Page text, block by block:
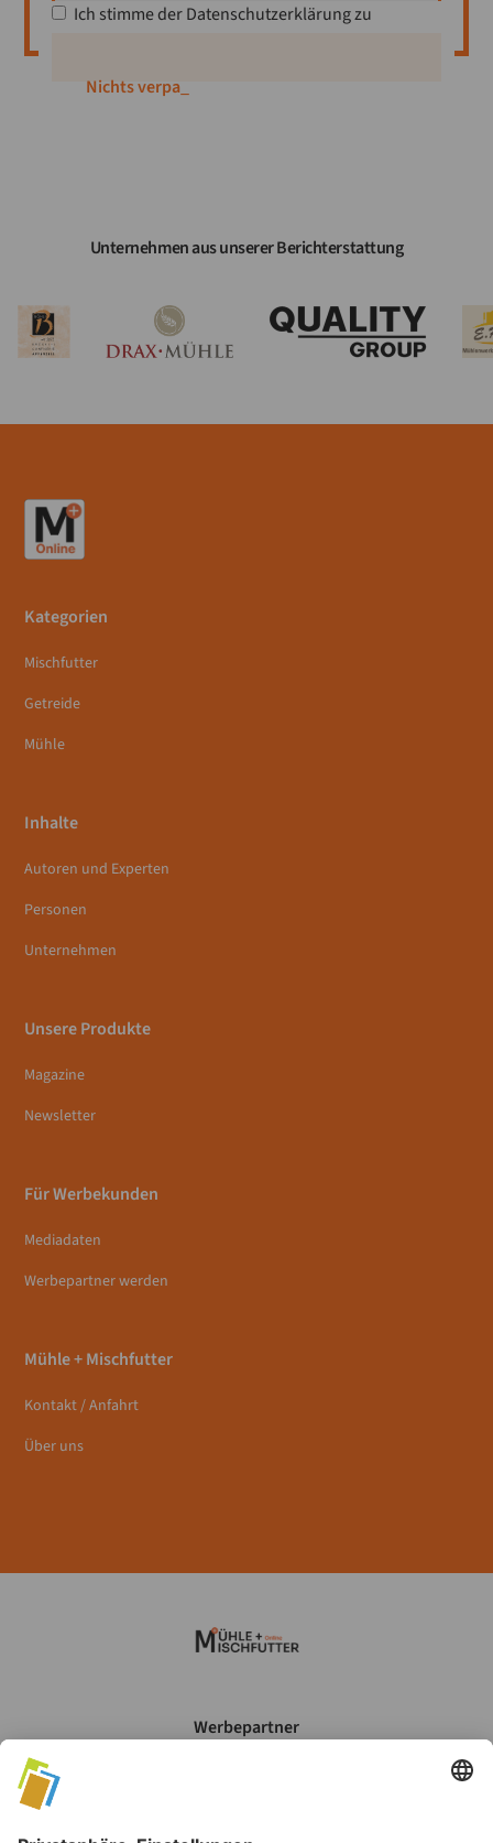
Ich stimme derDatenschutzerklärungzu
Nichts verpasse
Unternehmen aus unserer Berichterstattung
Kategorien
Mischfutter
Getreide
Mühle
Inhalte
Autoren und Experten
Personen
Unternehmen
Unsere Produkte
Magazine
Newsletter
Für Werbekunden
Mediadaten
Werbepartner werden
Mühle + Mischfutter
Kontakt / Anfahrt
Über uns
Werbepartner